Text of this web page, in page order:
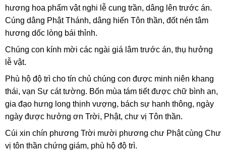
hương hoa phẩm vật nghi lễ cung trần, dâng lên trước án.
Cúng dâng Phật Thánh, dâng hiến Tôn thần, đốt nén tâm
hương dốc lòng bái thỉnh.
Chúng con kính mời các ngài giá lâm trước án, thụ hưởng
lễ vật.
Phù hộ độ trì cho tín chủ chúng con được minh niên khang
thái, vạn Sự cát tường. Bốn mùa tám tiết được chữ bình an,
gia đạo hưng long thịnh vượng, bách sự hanh thông, ngày
ngày được hưởng ơn Trời, Phật, chư vị Tôn thần.
Cúi xin chín phương Trời mười phương chư Phật cùng Chư
vị tôn thần chứng giám, phù hộ độ trì.